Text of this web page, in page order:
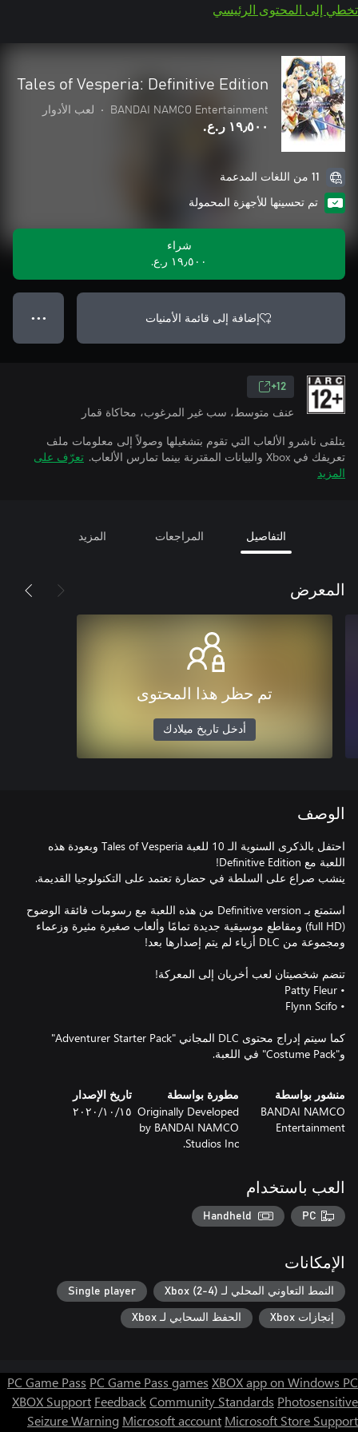
تخطي إلى المحتوى الرئيسي
Tales of Vesperia: Definitive Edition
BANDAI NAMCO Entertainment
• لعب الأدوار
١٩٫٥٠٠ ر.ع.‏
11 من اللغات المدعمة
تم تحسينها للأجهزة المحمولة
شراء
١٩٫٥٠٠ ر.ع.‏
إضافة إلى قائمة الأمنيات ● ● ●
12+
عنف متوسط، سب غير المرغوب، محاكاة قمار
يتلقى ناشرو الألعاب التي تقوم بتشغيلها وصولاً إلى معلومات ملف
تعريفك في Xbox والبيانات المقترنة بينما تمارس الألعاب.
تعرّف على
المزيد
التفاصيل المراجعات المزيد
المعرض
تم حظر هذا المحتوى
أدخل تاريخ ميلادك
الوصف
احتفل بالذكرى السنوية الـ 10 للعبة Tales of Vesperia وبعودة هذه
استمتع بـ Definitive version من هذه اللعبة مع رسومات فائقة الوضوح
(full HD) ومقاطع موسيقية جديدة تمامًا وألعاب صغيرة مثيرة وزعماء
كما سيتم إدراج محتوى DLC المجاني "Adventurer Starter Pack"
و"Costume Pack" في اللعبة.
منشور بواسطة
BANDAI NAMCO
Entertainment
مطورة بواسطة
Originally Developed
by BANDAI NAMCO
Studios Inc.
تاريخ الإصدار
١٥‏/١٠‏/٢٠٢٠
العب باستخدام
PC
Handheld
الإمكانات
النمط التعاوني المحلي لـ Xbox (2-4) Single player
إنجازات Xbox الحفظ السحابي لـ Xbox
PC Game Pass PC Game Pass games XBOX app on Windows PC
XBOX Support FeedbackCommunity Standards Photosensitive
Seizure Warning Microsoft account Microsoft Store Support